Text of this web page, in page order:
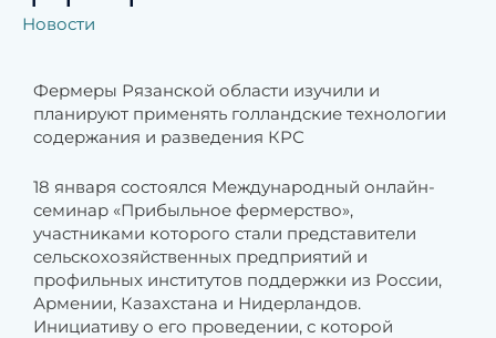
Новости
Фермеры Рязанской области изучили и
планируют применять голландские технологии
содержания и разведения КРС
18 января состоялся Международный онлайн-
семинар «Прибыльное фермерство»,
участниками которого стали представители
сельскохозяйственных предприятий и
профильных институтов поддержки из России,
Армении, Казахстана и Нидерландов.
Инициативу о его проведении, с которой